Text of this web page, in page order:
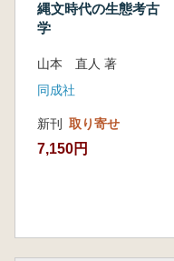
縄文時代の生態考古
学
山本 直人 著
同成社
新刊 取り寄せ
7,150円